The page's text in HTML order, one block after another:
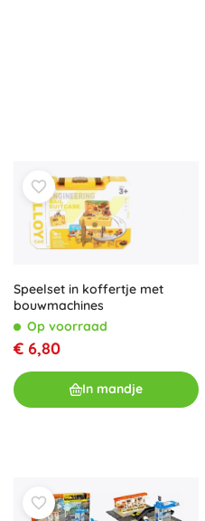
Speelset in koffertje met
bouwmachines
Op voorraad
€ 6,80
In mandje